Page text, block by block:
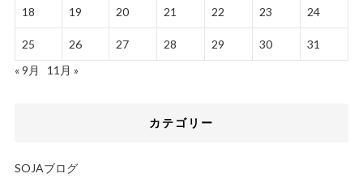
18 19 20 21 22 23 24
25 26 27 28 29 30
31
« 9月
11月 »
カテゴリー
SOJAブログ